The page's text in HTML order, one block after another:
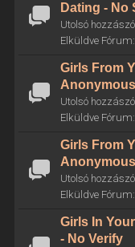
Dating - No
Utolsó
Elküldve Fórum:
Girls From
Utolsó
Elküldve Fórum:
Girls From
Utolsó
Elküldve Fórum:
Girls In
- No Verify